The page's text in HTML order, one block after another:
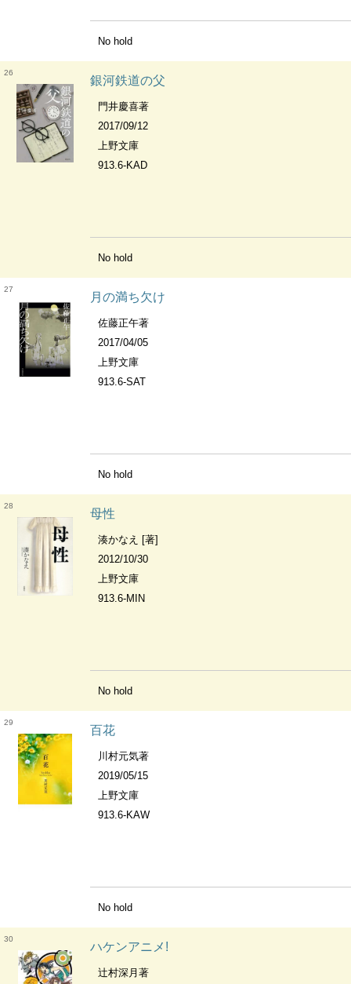
No hold
26
銀河鉄道の父
門井慶喜著
2017/09/12
上野文庫
913.6-KAD
No hold
27
月の満ち欠け
佐藤正午著
2017/04/05
上野文庫
913.6-SAT
No hold
28
母性
湊かなえ [著]
2012/10/30
上野文庫
913.6-MIN
No hold
29
百花
川村元気著
2019/05/15
上野文庫
913.6-KAW
No hold
30
ハケンアニメ!
辻村深月著